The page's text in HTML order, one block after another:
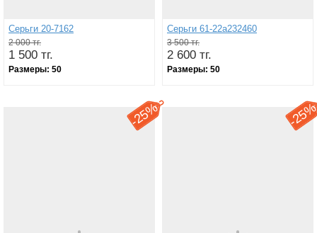
Серьги 20-7162
2 000 тг.
1 500 тг.
Размеры: 50
Серьги 61-22а232460
3 500 тг.
2 600 тг.
Размеры: 50
-
25% -